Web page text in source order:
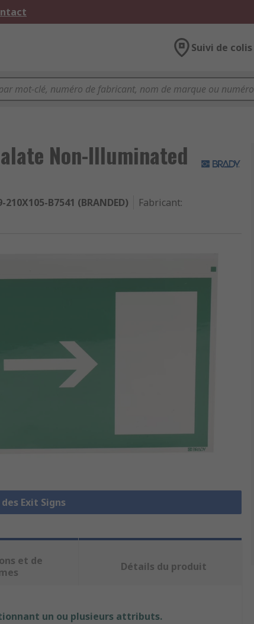
Suivi de colis
Non-Illuminated
210X105-B7541 (BRANDED) Fabricant:
Exit Signs
et de
Détails du produit
un ou plusieurs attributs.